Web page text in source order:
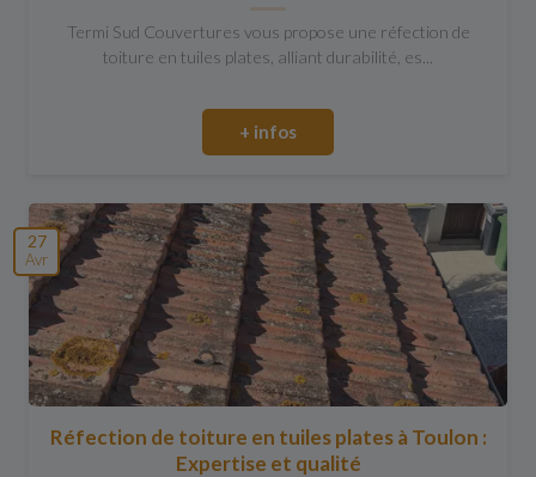
Termi Sud Couvertures vous propose une réfection de
toiture en tuiles plates, alliant durabilité, es...
+ infos
27
Avr
Réfection de toiture en tuiles plates à Toulon :
Expertise et qualité